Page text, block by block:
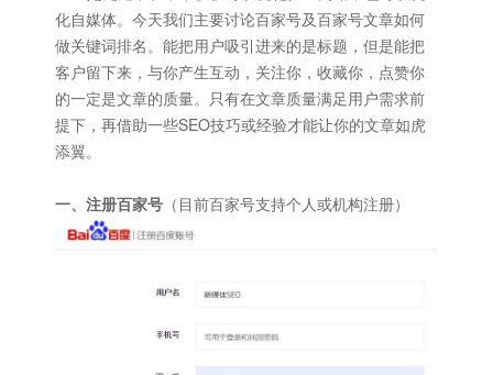
化自媒体。今天我们主要讨论百家号及百家号文章如何
做关键词排名。 能把用户吸引进来的是标题，但是能把
客户留下来，与你产生互动，关注你，收藏你，点赞你
的一定是文章的质量。只有在文章质量满足用户需求前
提下，再借助一些SEO技巧或经验才能让你的文章如虎
添翼。
一、注册百家号 （目前百家号支持个人或机构注册）